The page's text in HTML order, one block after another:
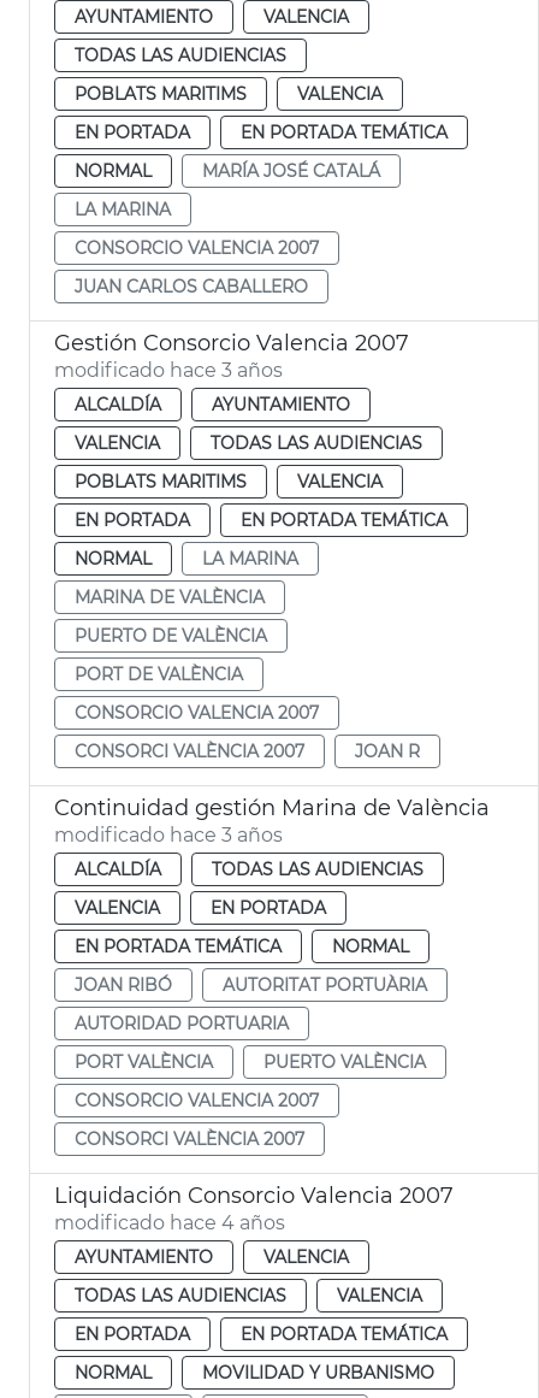
AYUNTAMIENTO
VALENCIA
TODAS LAS AUDIENCIAS
POBLATS MARITIMS
VALENCIA
EN PORTADA
EN PORTADA TEMÁTICA
NORMAL
MARÍA JOSÉ CATALÁ
LA MARINA
CONSORCIO VALENCIA 2007
JUAN CARLOS CABALLERO
Gestión Consorcio Valencia 2007
modificado hace 3 años
ALCALDÍA
AYUNTAMIENTO
VALENCIA
TODAS LAS AUDIENCIAS
POBLATS MARITIMS
VALENCIA
EN PORTADA
EN PORTADA TEMÁTICA
NORMAL
LA MARINA
MARINA DE VALÈNCIA
PUERTO DE VALÈNCIA
PORT DE VALÈNCIA
CONSORCIO VALENCIA 2007
CONSORCI VALÈNCIA 2007
JOAN R
Continuidad gestión Marina de València
modificado hace 3 años
ALCALDÍA
TODAS LAS AUDIENCIAS
VALENCIA
EN PORTADA
EN PORTADA TEMÁTICA
NORMAL
JOAN RIBÓ
AUTORITAT PORTUÀRIA
AUTORIDAD PORTUARIA
PORT VALÈNCIA
PUERTO VALÈNCIA
CONSORCIO VALENCIA 2007
CONSORCI VALÈNCIA 2007
Liquidación Consorcio Valencia 2007
modificado hace 4 años
AYUNTAMIENTO
VALENCIA
TODAS LAS AUDIENCIAS
VALENCIA
EN PORTADA
EN PORTADA TEMÁTICA
NORMAL
MOVILIDAD Y URBANISMO